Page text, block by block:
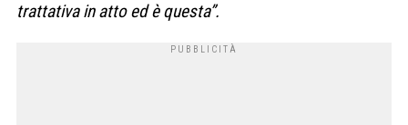
trattativa in atto ed è questa”.